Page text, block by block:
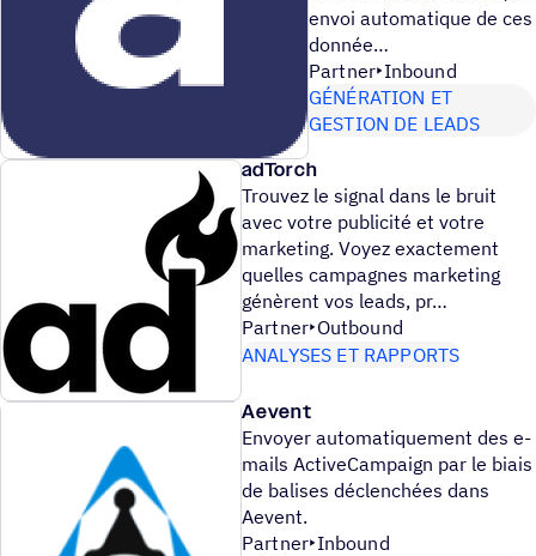
envoi automatique de ces
donnée
Partner Inbound
GÉNÉRATION ET
GESTION DE LEADS
adTorch
Trouvez le signal dans le bruit
avec votre publicité et votre
marketing. Voyez exactement
quelles campagnes marketing
génèrent vos leads, pr
Partner Outbound
ANALYSES ET RAPPORTS
Aevent
Envoyer automatiquement des e-
mails ActiveCampaign par le biais
de balises déclenchées dans
Aevent.
Partner Inbound